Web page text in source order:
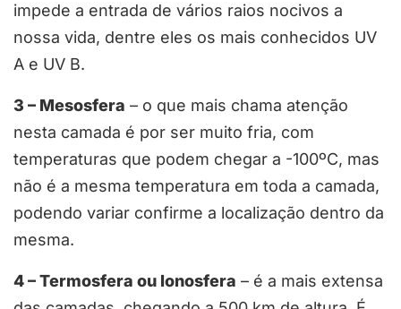
impede a entrada de vários raios nocivos a
nossa vida, dentre eles os mais conhecidos UV
A e UV B.
3 – Mesosfera – o que mais chama atenção
nesta camada é por ser muito fria, com
temperaturas que podem chegar a -100ºC, mas
não é a mesma temperatura em toda a camada,
podendo variar confirme a localização dentro da
mesma.
4 – Termosfera ou Ionosfera – é a mais extensa